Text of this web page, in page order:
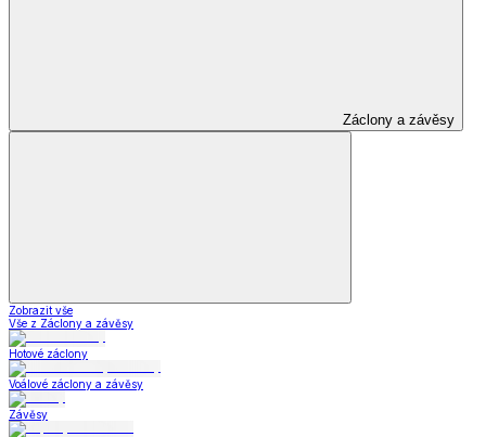
Záclony a závěsy
Zobrazit vše
Vše z Záclony a závěsy
Hotové záclony
Voálové záclony a závěsy
Závěsy